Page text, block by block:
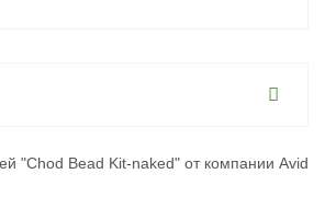
"Chod Bead Kit-naked" от компании Avid